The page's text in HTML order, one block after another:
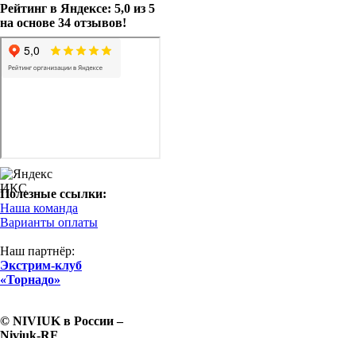
Рейтинг в Яндексе: 5,0 из 5
на основе 34 отзывов!
Полезные ссылки:
Наша команда
Варианты оплаты
Наш партнёр:
Экстрим-клуб
«Торнадо»
© NIVIUK в России –
Niviuk-RF